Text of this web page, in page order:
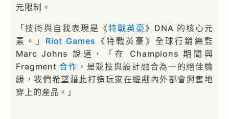
元限制。
「技術與自我表現是《特戰英豪》DNA 的核心元
素。」 Riot Games 《特戰英豪》全球行銷總監
Marc Johns 說道，「在 Champions 期間與
Fragment合作 ，是競技與設計融合為一的絕佳機
緣，我們希望藉此打造玩家在遊戲內外都會興奮地
穿上的產品。」